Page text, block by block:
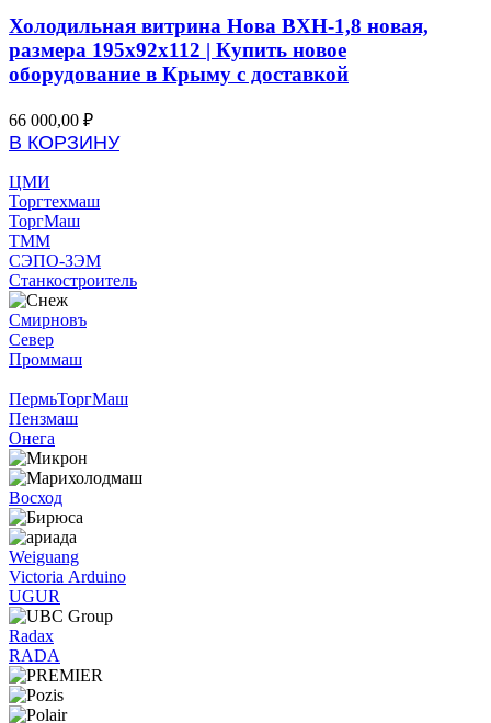
Холодильная витрина Нова ВХН-1,8 новая,
размера 195x92x112 | Купить новое
оборудование в Крыму с доставкой
66 000,00 ₽
В КОРЗИНУ
ЦМИ
Торгтехмаш
ТоргМаш
ТММ
СЭПО-ЗЭМ
Станкостроитель
Смирновъ
Север
Проммаш
ПермьТоргМаш
Пензмаш
Онега
Восход
Weiguang
Victoria Arduino
UGUR
Radax
RADA